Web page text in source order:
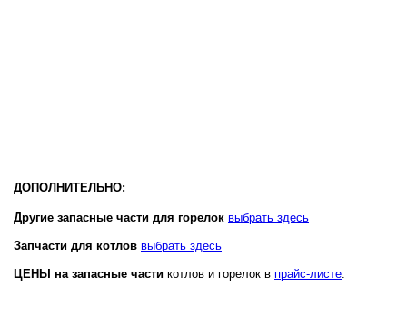
ДОПОЛНИТЕЛЬНО:
Другие запасные части для горелок выбрать здесь
Запчасти для котлов выбрать здесь
ЦЕНЫ на запасные части котлов и горелок в прайс-листе.